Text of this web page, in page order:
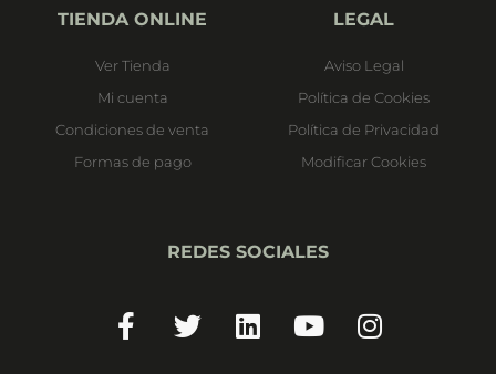
TIENDA ONLINE
Ver Tienda
Mi cuenta
Condiciones de venta
Formas de pago
LEGAL
Aviso Legal
Política de Cookies
Política de Privacidad
Modificar Cookies
REDES SOCIALES
f